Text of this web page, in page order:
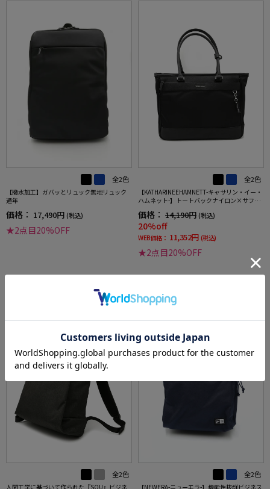
全2色
【撥水加工】ガバッとリュック無地リュック
通年
価格： 17,490円 (税込)
★2点目20%OFF
全2色
【KATHARINEEHAMNETT-キャサリン・イー・
ハムネット-】トートバックナイロン×サフィ
アーノ調多収納無地通年
価格： 14,190円 (税込)
20%off
WEB価格： 11,352円 (税込)
★2点目20%OFF
全2色
人間工学に基づいて作られた『SOU』ビジネ
全2色
【NEWERA-ニューエラ-】機能性抜群ビジネス